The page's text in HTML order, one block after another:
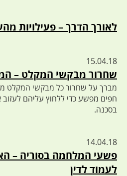
לאורך הדרך – פעילויות
15.04.18
שחרור מבקשי המקלט –
מברך על שחרור כל מבקשי המקלט
חפים מפשע כדי ללחוץ עליהם לעזוב
בסכנה.
14.04.18
פשעי המלחמה בסוריה –
לעמוד לדין